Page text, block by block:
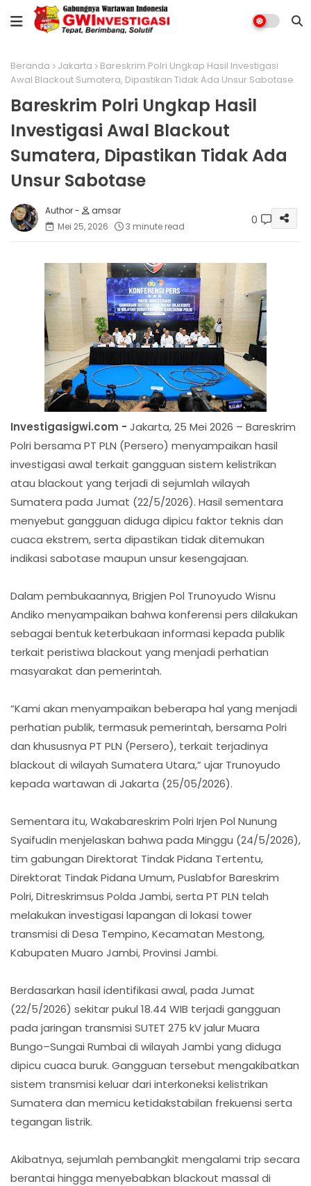
Beranda Jakarta
Bareskrim Polri Ungkap Hasil Investigasi
Awal Blackout Sumatera, Dipastikan Tidak Ada Unsur Sabotase
Bareskrim Polri Ungkap Hasil
Investigasi Awal Blackout
Sumatera, Dipastikan Tidak Ada
Unsur Sabotase
amsar
Mei 25, 2026
3 minute read 0
Investigasigwi.com - Jakarta, 25 Mei 2026 – Bareskrim
Polri bersama PT PLN (Persero) menyampaikan hasil
investigasi awal terkait gangguan sistem kelistrikan
atau blackout yang terjadi di sejumlah wilayah
Sumatera pada Jumat (22/5/2026). Hasil sementara
menyebut gangguan diduga dipicu faktor teknis dan
cuaca ekstrem, serta dipastikan tidak ditemukan
indikasi sabotase maupun unsur kesengajaan.
Dalam pembukaannya, Brigjen Pol Trunoyudo Wisnu
Andiko menyampaikan bahwa konferensi pers dilakukan
sebagai bentuk keterbukaan informasi kepada publik
terkait peristiwa blackout yang menjadi perhatian
masyarakat dan pemerintah.
“Kami akan menyampaikan beberapa hal yang menjadi
perhatian publik, termasuk pemerintah, bersama Polri
dan khususnya PT PLN (Persero), terkait terjadinya
blackout di wilayah Sumatera Utara,” ujar Trunoyudo
kepada wartawan di Jakarta (25/05/2026).
Sementara itu, Wakabareskrim Polri Irjen Pol Nunung
Syaifudin menjelaskan bahwa pada Minggu (24/5/2026),
tim gabungan Direktorat Tindak Pidana Tertentu,
Direktorat Tindak Pidana Umum, Puslabfor Bareskrim
Polri, Ditreskrimsus Polda Jambi, serta PT PLN telah
melakukan investigasi lapangan di lokasi tower
transmisi di Desa Tempino, Kecamatan Mestong,
Kabupaten Muaro Jambi, Provinsi Jambi.
Berdasarkan hasil identifikasi awal, pada Jumat
(22/5/2026) sekitar pukul 18.44 WIB terjadi gangguan
pada jaringan transmisi SUTET 275 kV jalur Muara
Bungo–Sungai Rumbai di wilayah Jambi yang diduga
dipicu cuaca buruk. Gangguan tersebut mengakibatkan
sistem transmisi keluar dari interkoneksi kelistrikan
Sumatera dan memicu ketidakstabilan frekuensi serta
tegangan listrik.
Akibatnya, sejumlah pembangkit mengalami trip secara
berantai hingga menyebabkan blackout massal di